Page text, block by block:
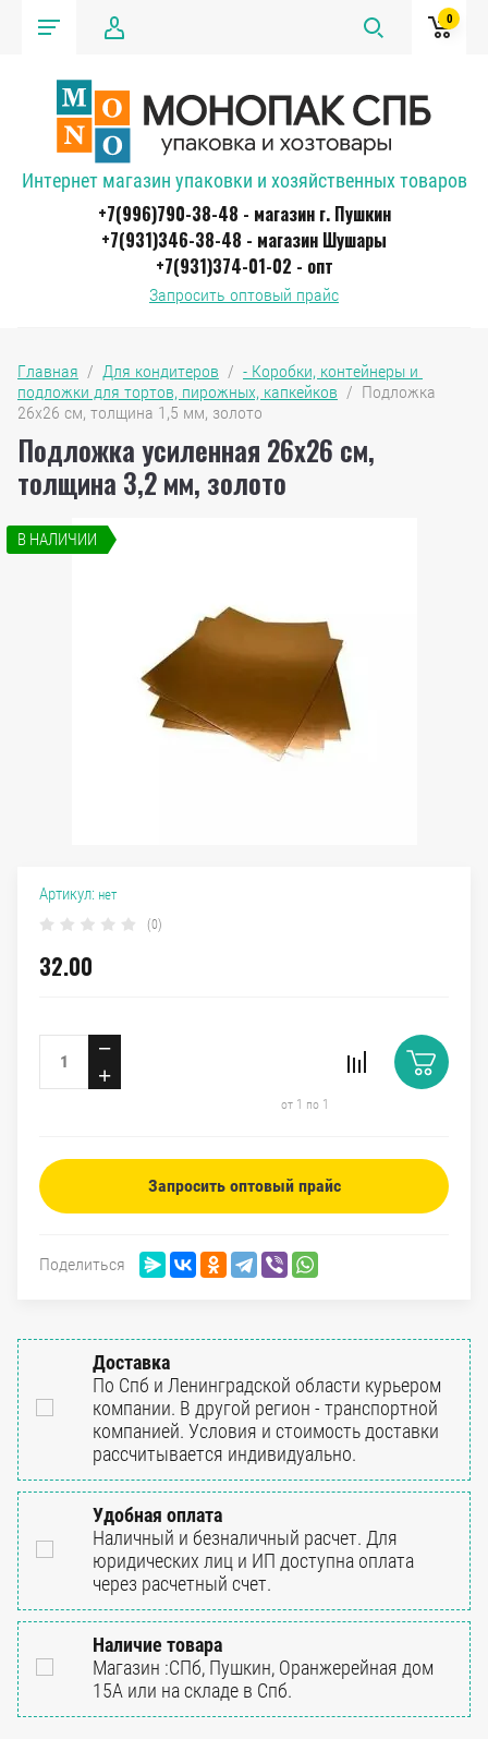
0
Интернет магазин упаковки и хозяйственных товаров
+7(996)790-38-48 - магазин г. Пушкин
+7(931)346-38-48 - магазин Шушары
+7(931)374-01-02 - опт
Запросить оптовый прайс
Главная
  /
Для кондитеров
  /
- Коробки, контейнеры и
подложки для тортов, пирожных, капкейков
  /  Подложка
26х26 см, толщина 1,5 мм, золото
Подложка усиленная 26х26 см,
толщина 3,2 мм, золото
В НАЛИЧИИ
Артикул: нет
(0)
32.00
−
+
от 1 по 1
Запросить оптовый прайс
Поделиться
Доставка
По Спб и Ленинградской области курьером
компании. В другой регион - транспортной
компанией. Условия и стоимость доставки
рассчитывается индивидуально.
Удобная оплата
Наличный и безналичный расчет. Для
юридических лиц и ИП доступна оплата
через расчетный счет.
Наличие товара
Магазин :СПб, Пушкин, Оранжерейная дом
15А или на складе в Спб.